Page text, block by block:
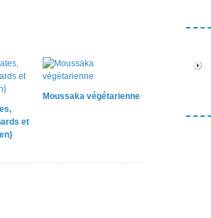
et
Moussaka végétarienne